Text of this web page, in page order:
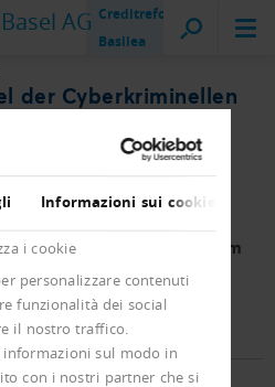
Informazioni sui cookie
i cookie
personalizzare contenuti
funzionalità dei social
il nostro traffico.
sul modo in
con i nostri partner che si
Creditreform
Basilea
der Cyberkriminellen
immer raffiniertere
von Privaten und
und den Behörden die
Firmen sollten sich
Rechnungen, dem
für Fake-
Stellenanzeigen in Acht